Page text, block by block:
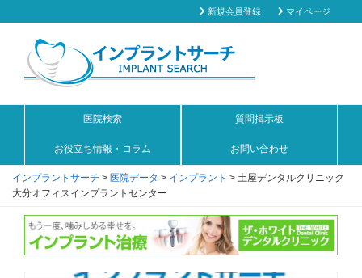
新規会員登録 マイページ
医院検索 質問掲示板
お役立ち情報・コラム お問い合わせ
インプラントサーチ > 医院データ > インプラント > 土屋デンタルクリニック
大分オフィスインプラントセンター